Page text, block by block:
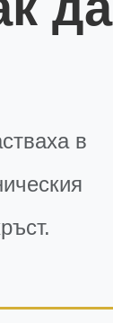
в